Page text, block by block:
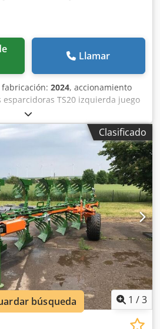
Llamar
fabricación: 2024, accionamiento
TS20 izquierda juego
/ derecha accionamiento
AutoTS y FlowControl ProfiSPro
derecho con AutoTS y
principal izquierdo con AutoTS
Djdpfx Astrdzwsifokr
Clasificado
1 /3
búsqueda